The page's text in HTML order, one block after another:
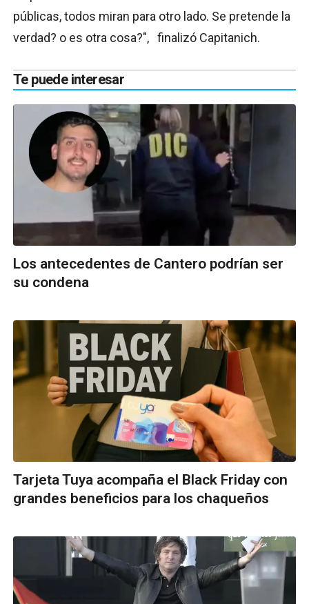
públicas, todos miran para otro lado. Se pretende la
verdad? o es otra cosa?", finalizó Capitanich.
Te puede interesar
Los antecedentes de Cantero podrían ser
su condena
Tarjeta Tuya acompaña el Black Friday con
grandes beneficios para los chaqueños